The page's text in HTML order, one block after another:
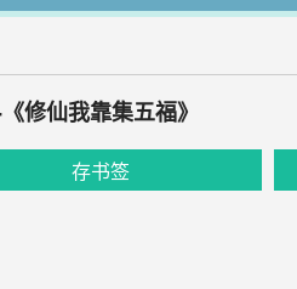
修仙我靠集五福》
存书签